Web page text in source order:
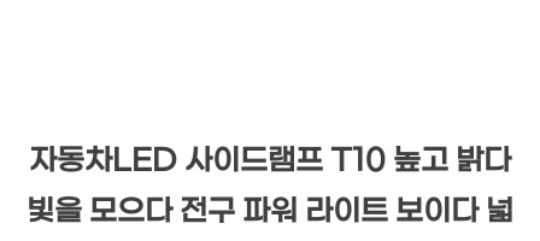
자동차LED 사이드램프 T10 높고 밝다
빛을 모으다 전구 파워 라이트 보이다 넓